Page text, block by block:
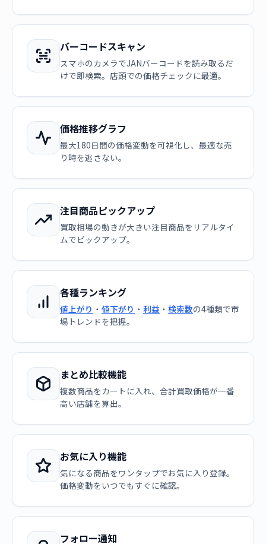
バーコードスキャン
スマホのカメラでJANバーコードを読み取るだ
けで即検索。店頭での価格チェックに最適。
価格推移グラフ
最大180日間の価格変動を可視化し、最適な売
り時を逃さない。
注目商品ピックアップ
買取相場の動きが大きい注目商品をリアルタイ
ムでピックアップ。
各種ランキング
値上がり ・ 値下がり ・ 利益 ・ 検索数の4種類で市
場トレンドを把握。
まとめ比較機能
複数商品をカートに入れ、合計買取価格が一番
高い店舗を算出。
お気に入り機能
気になる商品をワンタップでお気に入り登録。
価格変動をいつでもすぐに確認。
フォロー通知